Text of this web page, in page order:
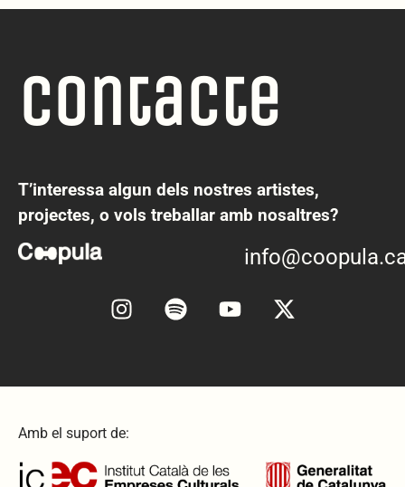
Contacte
T’interessa algun dels nostres artistes,
projectes, o vols treballar amb nosaltres?
Amb el suport de: